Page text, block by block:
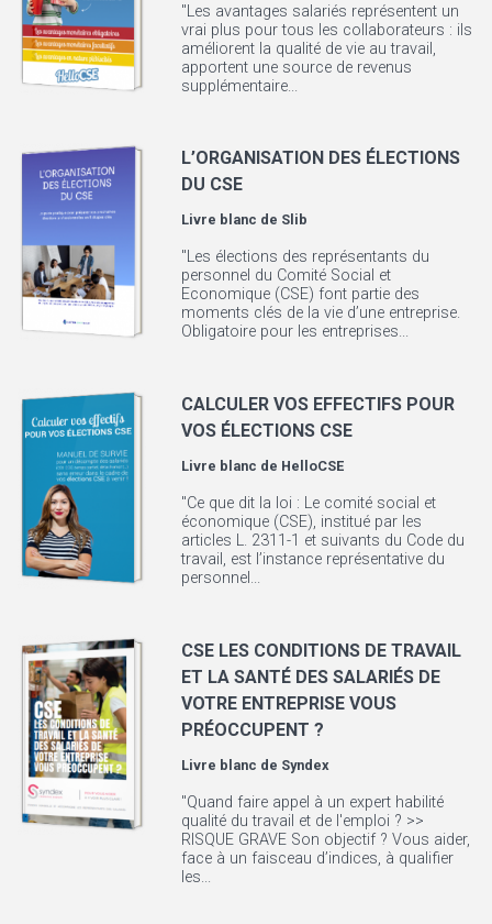
"Les avantages salariés représentent un
vrai plus pour tous les collaborateurs : ils
améliorent la qualité de vie au travail,
apportent une source de revenus
supplémentaire...
L’ORGANISATION DES ÉLECTIONS
DU CSE
Livre blanc de Slib
"Les élections des représentants du
personnel du Comité Social et
Economique (CSE) font partie des
moments clés de la vie d’une entreprise.
Obligatoire pour les entreprises...
CALCULER VOS EFFECTIFS POUR
VOS ÉLECTIONS CSE
Livre blanc de HelloCSE
"Ce que dit la loi : Le comité social et
économique (CSE), institué par les
articles L. 2311-1 et suivants du Code du
travail, est l’instance représentative du
personnel...
CSE LES CONDITIONS DE TRAVAIL
ET LA SANTÉ DES SALARIÉS DE
VOTRE ENTREPRISE VOUS
PRÉOCCUPENT ?
Livre blanc de Syndex
"Quand faire appel à un expert habilité
qualité du travail et de l'emploi ? >>
RISQUE GRAVE Son objectif ? Vous aider,
face à un faisceau d’indices, à qualifier
les...